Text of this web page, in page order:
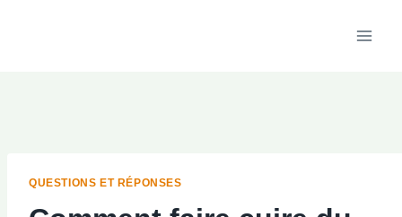
QUESTIONS ET RÉPONSES